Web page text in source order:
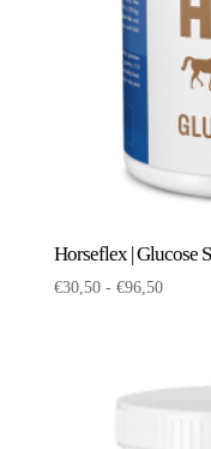
Horseflex | Glucose
€30,50 - €96,50